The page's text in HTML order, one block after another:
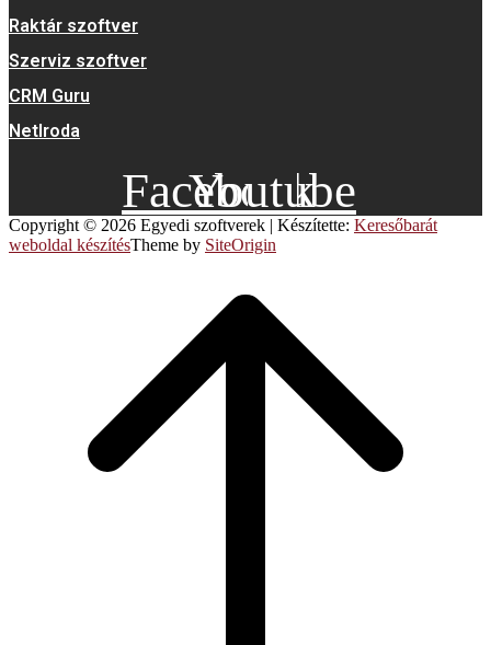
Raktár szoftver
Szerviz szoftver
CRM Guru
NetIroda
Facebook
Youtube
Copyright © 2026 Egyedi szoftverek | Készítette: Keresőbarát
weboldal készítésTheme by SiteOrigin